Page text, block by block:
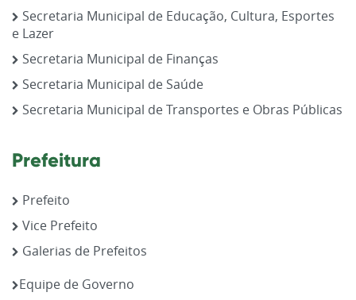
Secretaria Municipal de Educação, Cultura, Esportes
e Lazer
Secretaria Municipal de Finanças
Secretaria Municipal de Saúde
Secretaria Municipal de Transportes e Obras Públicas
Prefeitura
Prefeito
Vice Prefeito
Galerias de Prefeitos
Equipe de Governo